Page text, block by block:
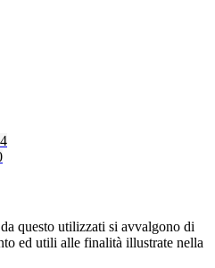
questo utilizzati si avvalgono di
ed utili alle finalità illustrate nella